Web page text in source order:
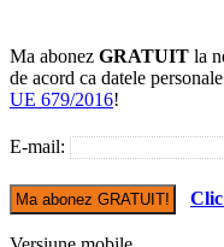
Ma abonez GRATUIT la
de acord ca datele
UE 679/2016!
E-mail: